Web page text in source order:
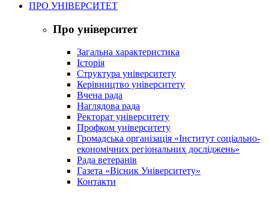
ПРО УНІВЕРСИТЕТ
Про університет
Загальна характеристика
Історія
Структура університету
Керівництво університету
Вчена рада
Наглядова рада
Ректорат університету
Профком університету
Громадська організація «Інститут соціально-
економічних регіональних досліджень»
Рада ветеранів
Газета «Вісник Університету»
Контакти